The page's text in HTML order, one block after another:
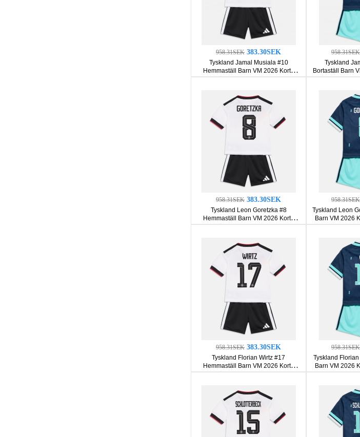
958.31SEK 383.30SEK
Tyskland Jamal Musiala #10
Hemmaställ Barn VM 2026 Korta
ärmar (+ Korta byxor)
958.31SEK
Tyskland
Bortaställ Barn
(+
958.31SEK 383.30SEK
Tyskland Leon Goretzka #8
Hemmaställ Barn VM 2026 Korta
ärmar (+ Korta byxor)
958.31SEK
Tyskland Leon
Barn VM 2026
958.31SEK 383.30SEK
Tyskland Florian Wirtz #17
Hemmaställ Barn VM 2026 Korta
ärmar (+ Korta byxor)
958.31SEK
Tyskland Florian
Barn VM 2026